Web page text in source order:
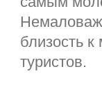
близость
туристов.